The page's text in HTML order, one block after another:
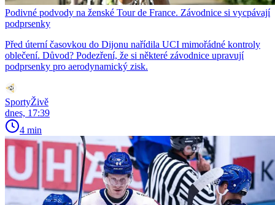
Podivné podvody na ženské Tour de France. Závodnice si vycpávají
podprsenky
Před úterní časovkou do Dijonu nařídila UCI mimořádné kontroly
oblečení. Důvod? Podezření, že si některé závodnice upravují
podprsenky pro aerodynamický zisk.
SportyŽivě
dnes, 17:39
4 min